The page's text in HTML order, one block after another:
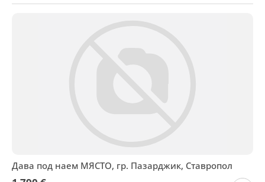
Дава под наем МЯСТО, гр. Пазарджик, Ставропол